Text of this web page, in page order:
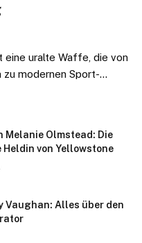
eine uralte Waffe, die von
modernen Sport-…
Melanie Olmstead: Die
von Yellowstone
Vaughan: Alles über den